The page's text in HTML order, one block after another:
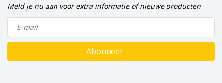
Meld je nu aan voor extra informatie of nieuwe producten
Abonneer